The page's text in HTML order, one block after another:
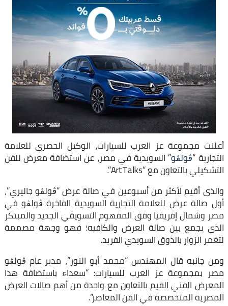
أعلنت مجموعة عز العرب للسيارات، الوكيل الحصري للعلامة
التجارية “ڨولڨو” السويدية في مصر، عن استضافة معرض للفن
التشكيلي بالتعاون مع “ArtTalks”.
والذى أقيم لأكثر من أسبوعين في صالة عرض “ڨولڨو جاليري”،
أول صالة عرض للعلامة التجارية السويدية الفاخرة ڨولڨو في
مصر وشمال إفريقيا وفق المفهوم التسويقي الجديد والمبتكر
الذي يجمع بين صالة العرض والكافيه؛ فهو وجهة مصممة
لتغمر الزوار بالذوق السويدي الفريد.
ومن جانبه قال المهندس “محمد أبو النور”، مدير عام ڨولڨو
مصر بمجموعة عز العرب للسيارات: “سعداء باستضافة هذا
المعرض الفني القيم بالتعاون مع واحدة من أهم صالات العرض
المصرية المتخصصة في الفن المعاصر”.